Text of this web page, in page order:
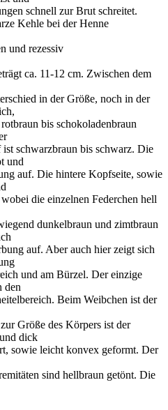
schnell zur Brut schreitet.
Kehle bei der Henne
und rezessiv
ca. 11-12 cm. Zwischen dem
in der Größe, noch in der
bis schokoladenbraun
schwarzbraun bis schwarz. Die
und
auf. Die hintere Kopfseite, sowie
die einzelnen Federchen hell
dunkelbraun und zimtbraun
auf. Aber auch hier zeigt sich
und am Bürzel. Der einzige
den
Beim Weibchen ist der
Größe des Körpers ist der
dick
sowie leicht konvex geformt. Der
sind hellbraun getönt. Die